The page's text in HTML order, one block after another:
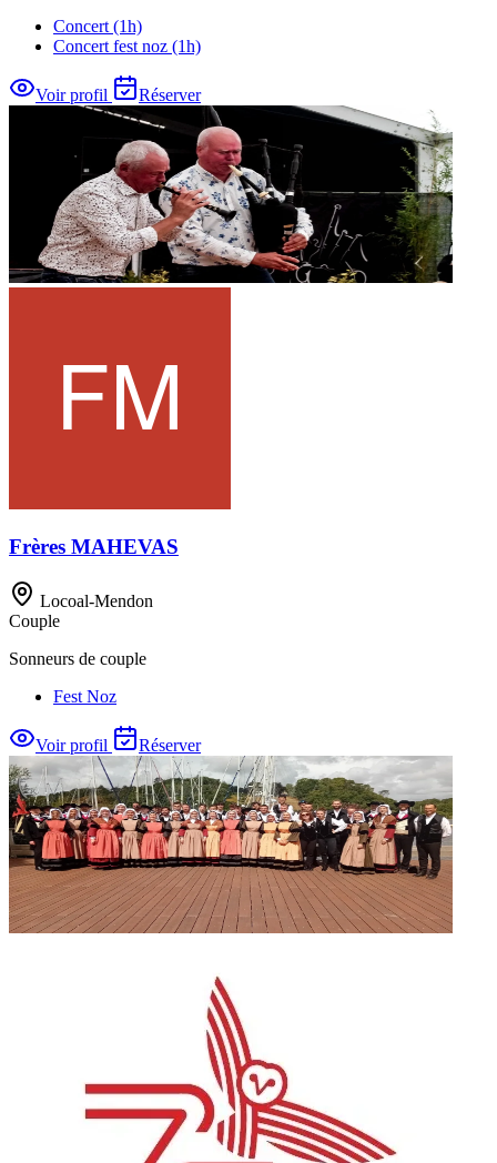
Concert (1h)
Concert fest noz (1h)
Voir profil Réserver
Frères MAHEVAS
Locoal-Mendon
Couple
Sonneurs de couple
Fest Noz
Voir profil Réserver